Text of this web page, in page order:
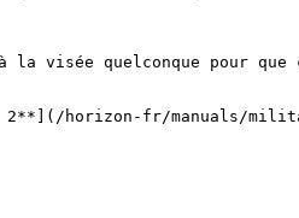
2**](/horizon-fr/manuals/